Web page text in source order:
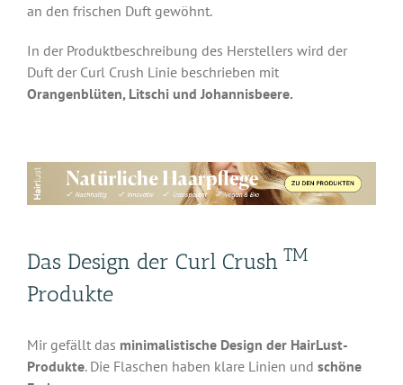
an den frischen Duft gewöhnt.
In der Produktbeschreibung des Herstellers wird der
Duft der Curl Crush Linie beschrieben mit
Orangenblüten, Litschi und Johannisbeere.
Das Design der Curl Crush TM
Produkte
Mir gefällt das minimalistische Design der HairLust-
Produkte. Die Flaschen haben klare Linien und schöne